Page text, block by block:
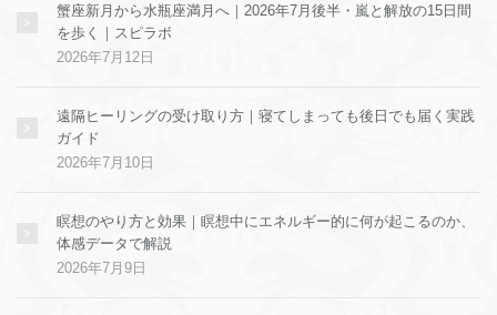
蟹座新月から水瓶座満月へ｜2026年7月後半・嵐と解放の15日間
を歩く｜スピラボ
2026年7月12日
遠隔ヒーリングの受け取り方｜寝てしまっても後日でも届く実践
ガイド
2026年7月10日
瞑想のやり方と効果｜瞑想中にエネルギー的に何が起こるのか、
体感データで解説
2026年7月9日